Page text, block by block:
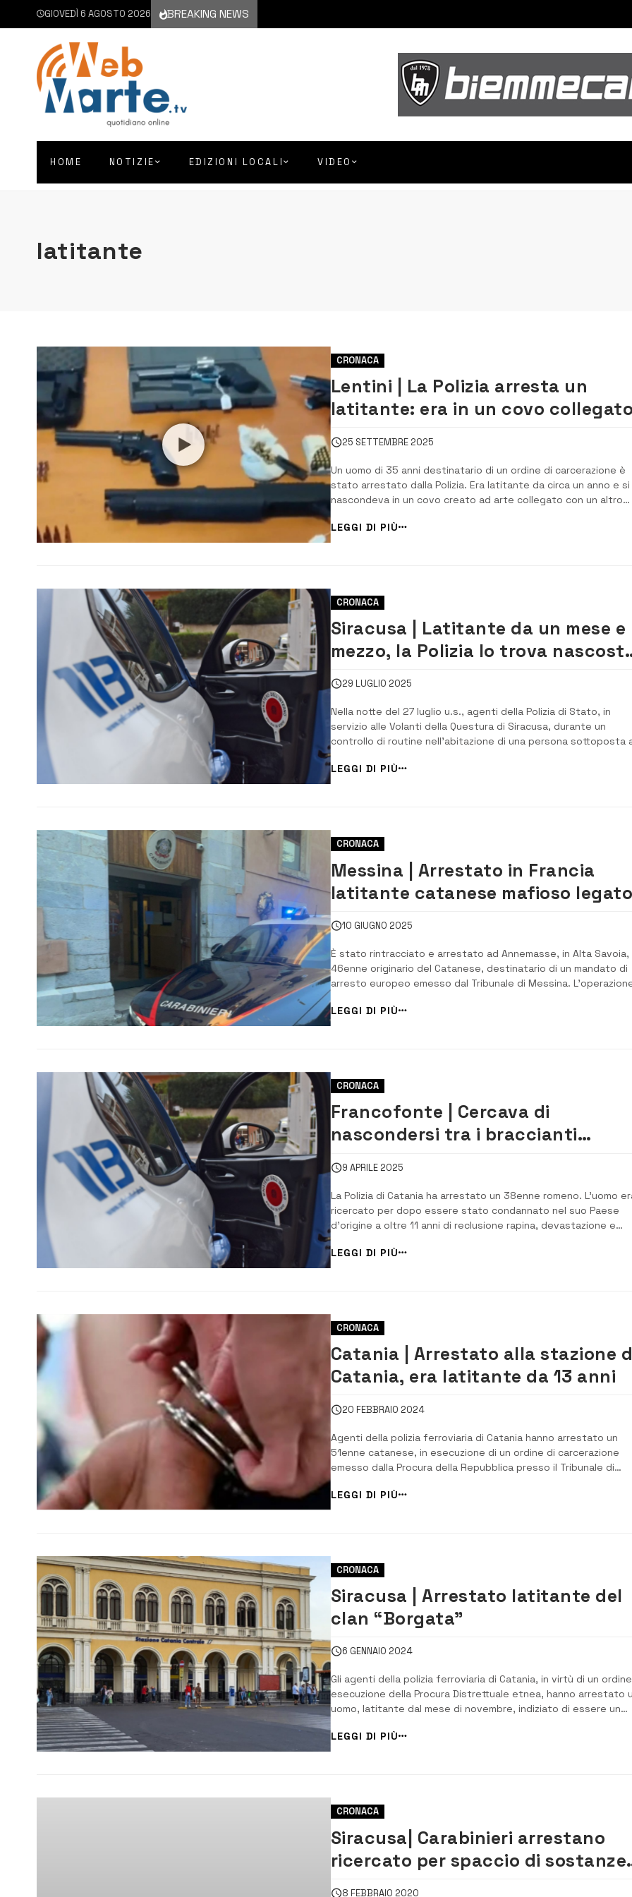
GIOVEDÌ 6 AGOSTO 2026 BREAKING NEWS
HOME NOTIZIE EDIZIONI LOCALI VIDEO
latitante
CRONACA
Lentini | La Polizia arresta un
latitante: era in un covo
alla casa di un familiare e aveva
arsenale [VIDEO]
25 SETTEMBRE 2025
Un uomo di 35 anni destinatario di un ordine di carcerazione è
stato arrestato dalla Polizia. Era latitante da circa un anno e si
nascondeva in un covo creato ad arte collegato con un altro
appartamento a disposizione di un familiare, potendosi così
spostare agevolmente e comunicare con un sistema di
a circuito chiuso […]
LEGGI DI PIÙ
CRONACA
Siracusa | Latitante da un mese e
mezzo, la Polizia lo trova
in una vasca da bagno di
un’abitazione, arrestato
29 LUGLIO 2025
Nella notte del 27 luglio u.s., agenti della Polizia di Stato, in
servizio alle Volanti della Questura di Siracusa, durante un
controllo di routine nell’abitazione di una persona sottoposta
misura limitativa della libertà personale, nel controllare i vari
dell’appartamento, hanno scoperto, nascosto nella vasca da
bagno, un giovane di 35...
LEGGI DI PIÙ
CRONACA
Messina | Arrestato in Francia
latitante catanese mafioso
al clan “Cappello”
10 GIUGNO 2025
È stato rintracciato e arrestato ad Annemasse, in Alta Savoia,
46enne originario del Catanese, destinatario di un mandato di
arresto europeo emesso dal Tribunale di Messina.
stata condotta dalla Gendarmeria Nazionale Francese su
attivazione dei Carabinieri della Compagnia di Taormina, in
collaborazione con la Polizia Federale...
LEGGI DI PIÙ
CRONACA
Francofonte | Cercava di
nascondersi tra i braccianti
agricoli, arrestato 38enne
9 APRILE 2025
La Polizia di Catania ha arrestato un 38enne romeno. L’uomo
ricercato per dopo essere stato condannato nel suo Paese
d’origine a oltre 11 anni di reclusione rapina, devastazione e
traffico di stupefacenti. Per sottrarsi alla cattura, l’uomo si era
rifugiato in Sicilia ormai da tempo nascondendosi tra i
braccianti agricoli che lavo...
LEGGI DI PIÙ
CRONACA
Catania | Arrestato alla stazione
Catania, era latitante da 13 anni
20 FEBBRAIO 2024
Agenti della polizia ferroviaria di Catania hanno arrestato un
51enne catanese, in esecuzione di un ordine di carcerazione
emesso dalla Procura della Repubblica presso il Tribunale di
Catania, per l’espiazione di un cumulo di pene. L’uomo, fermato
per un controllo dagli agenti della Polfer all’ingresso della
stazione centrale di Catania, era l...
LEGGI DI PIÙ
CRONACA
Siracusa | Arrestato latitante del
clan “Borgata”
6 GENNAIO 2024
Gli agenti della polizia ferroviaria di Catania, in virtù di un
esecuzione della Procura Distrettuale etnea, hanno arrestato
uomo, latitante dal mese di novembre, indiziato di essere un
corso del blitz era sfuggito alla cattura, si era rifugiato in
Germania, dove ha lavo...
LEGGI DI PIÙ
CRONACA
Siracusa| Carabinieri arrestano
ricercato per spaccio di sostanze
stupefacenti
8 FEBBRAIO 2020